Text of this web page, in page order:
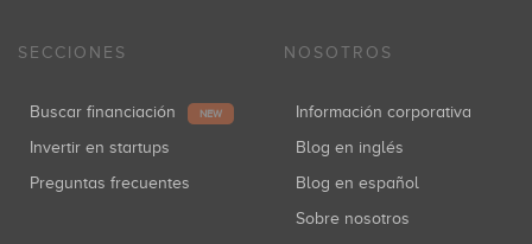
SECCIONES
Buscar financiación NEW
Invertir en startups
Preguntas frecuentes
NOSOTROS
Información corporativa
Blog en inglés
Blog en español
Sobre nosotros